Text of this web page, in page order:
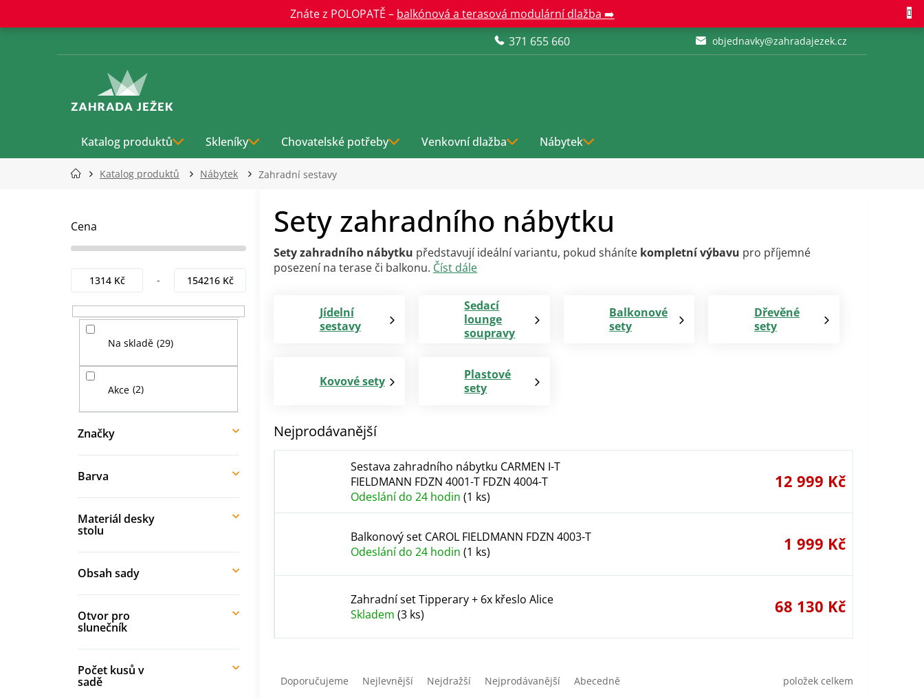
obsah
Znáte z POLOPATĚ – balkónová a terasová modulární dlažba ➡️
371 655 660
objednavky@zahradajezek.cz
Katalog produktů Skleníky Chovatelské potřeby Venkovní dlažba Nábytek
Katalog produktů Nábytek Zahradní sestavy
Cena
1314Kč 154216Kč
Na skladě 29
Akce 2
Značky
Barva
Materiál desky
stolu
Obsah sady
Otvor pro
slunečník
Počet kusů v
sadě
Sety zahradního nábytku
Sety zahradního nábytku představují ideální variantu, pokud sháníte kompletní výbavu pro příjemné
posezení na terase či balkonu. Číst dále
Jídelní
sestavy
Sedací
lounge
soupravy
Balkonové
sety
Dřevěné
sety
Kovové sety
Plastové
sety
Nejprodávanější
Sestava zahradního nábytku CARMEN I-T
FIELDMANN FDZN 4001-T FDZN 4004-T
Odeslání do 24 hodin (1 ks)
12 999 Kč
Balkonový set CAROL FIELDMANN FDZN 4003-T
Odeslání do 24 hodin (1 ks) 1 999 Kč
Zahradní set Tipperary + 6x křeslo Alice
Skladem (3 ks) 68 130 Kč
Doporučujeme Nejlevnější Nejdražší Nejprodávanější Abecedně položek celkem